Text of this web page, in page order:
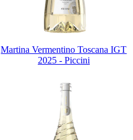
Martina Vermentino Toscana IGT
2025 - Piccini